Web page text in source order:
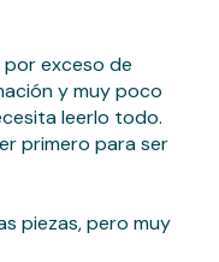
exceso de
y muy poco
leerlo todo.
primero para ser
piezas, pero muy